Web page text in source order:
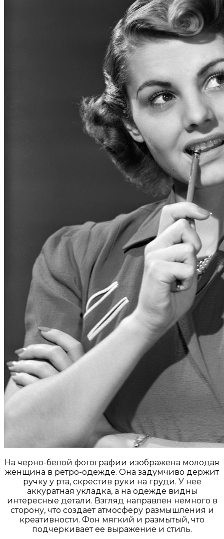
На черно-белой фотографии изображена молодая
женщина в ретро-одежде. Она задумчиво держит
ручку у рта, скрестив руки на груди. У нее
аккуратная укладка, а на одежде видны
интересные детали. Взгляд направлен немного в
сторону, что создает атмосферу размышления и
креативности. Фон мягкий и размытый, что
подчеркивает ее выражение и стиль.